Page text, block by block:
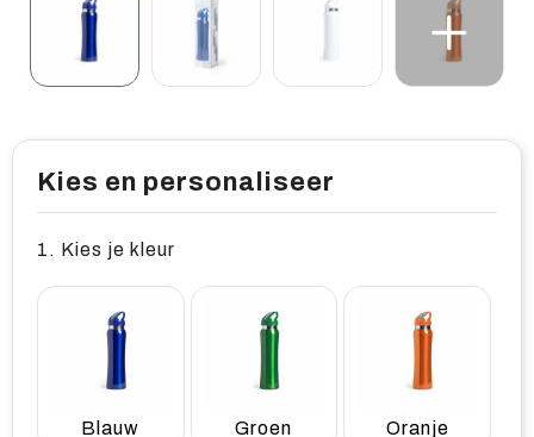
Kies en personaliseer
1. Kies je kleur
Blauw Groen Oranje